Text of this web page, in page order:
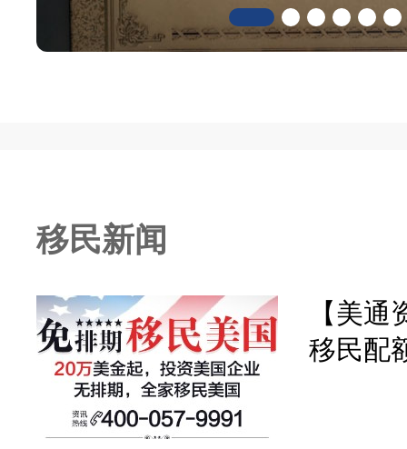
移民新闻
【美
移民配